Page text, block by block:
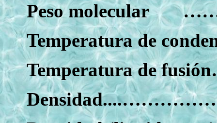
Peso molecular
Temperatura de
Temperatura de